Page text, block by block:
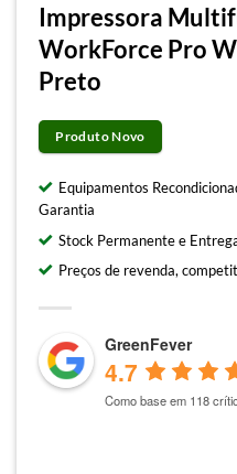
Impressora
WorkForce Pro
Preto
Produto Novo
Equipamentos
Garantia
Stock Permanente e
Preços de revenda,
GreenFever
4.7
Como base em 118